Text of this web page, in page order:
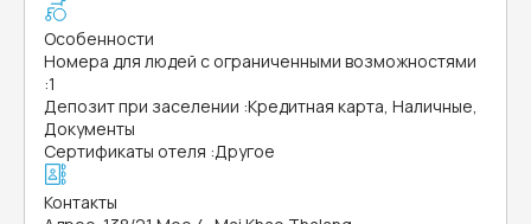
Особенности
Номера для людей с ограниченными возможностями
:1
Депозит при заселении :Кредитная карта, Наличные,
Документы
Сертификаты отеля :Другое
Контакты